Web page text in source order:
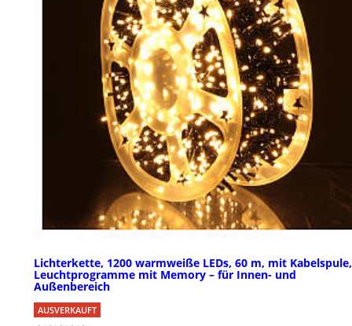
Lichterkette, 1200 warmweiße LEDs, 60 m, mit
Leuchtprogramme mit Memory – für Innen- und
Außenbereich
AUSVERKAUFT